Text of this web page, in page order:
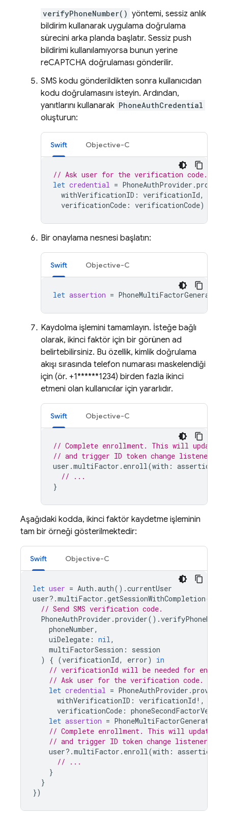
verifyPhoneNumber() yöntemi, sessiz anlık
bildirim kullanarak uygulama doğrulama
sürecini arka planda başlatır. Sessiz push
bildirimi kullanılamıyorsa bunun yerine
reCAPTCHA doğrulaması gönderilir.
SMS kodu gönderildikten sonra kullanıcıdan
kodu doğrulamasını isteyin. Ardından,
yanıtlarını kullanarak PhoneAuthCredential
oluşturun:
Swift Objective-C
// Ask user for the verification code.
let credential = PhoneAuthProvider .
withVerificationID : verificationId,
verificationCode : verificationCode)
Bir onaylama nesnesi başlatın:
Swift Objective-C
let assertion = PhoneMultiFactorGenerator
Kaydolma işlemini tamamlayın. İsteğe bağlı
olarak, ikinci faktör için bir görünen ad
belirtebilirsiniz. Bu özellik, kimlik doğrulama
akışı sırasında telefon numarası maskelendiği
için (ör. +1******1234) birden fazla ikinci
etmeni olan kullanıcılar için yararlıdır.
Swift Objective-C
// Complete enrollment. This will update
// and trigger ID token change listener.
user .multiFactor . enroll (with : assertion
// ...
}
Aşağıdaki kodda, ikinci faktör kaydetme işleminin
tam bir örneği gösterilmektedir:
Swift Objective-C
let user = Auth .auth().currentUser
user?.multiFactor .getSessionWithCompletion({
// Send SMS verification code.
PhoneAuthProvider .provider().
phoneNumber,
uiDelegate : nil ,
multiFactorSession :
session
)
{ (verificationId, error)
in
// verificationId will be needed for
// Ask user for the verification code.
let credential = PhoneAuthProvider .provider
withVerificationID : verificationId !,
verificationCode :
let assertion = PhoneMultiFactorGenerator
// Complete enrollment. This will update
// and trigger ID token change listener.
user?.multiFactor . enroll (with : assertion
// ...
}
}
})